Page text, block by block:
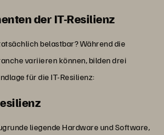
der IT-Resilienz
belastbar? Während die
variieren können, bilden drei
für die IT-Resilienz:
liegende Hardware und Software,